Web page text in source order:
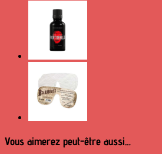
Vous aimerez peut-être aussi…